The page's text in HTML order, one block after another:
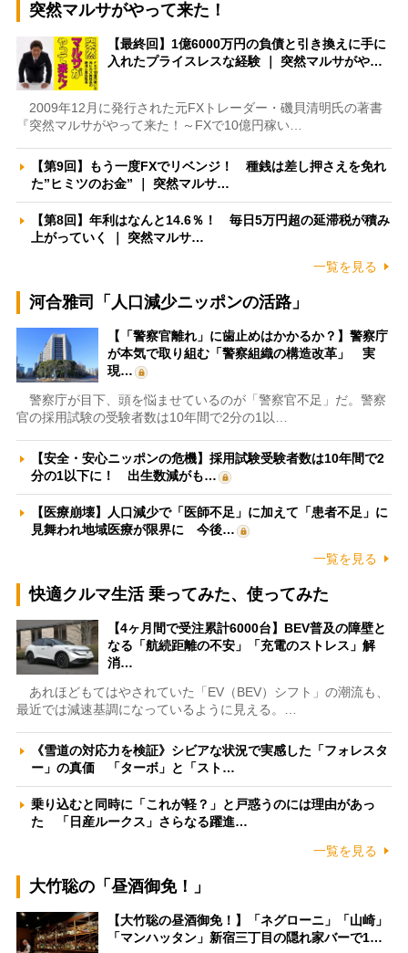
突然マルサがやって来た！
【最終回】1億6000万円の負債と引き換えに手に
入れたプライスレスな経験 ｜ 突然マルサがや…
2009年12月に発行された元FXトレーダー・磯貝清明氏の著書
『突然マルサがやって来た！～FXで10億円稼い…
【第9回】もう一度FXでリベンジ！ 種銭は差し押さえを免れ
た”ヒミツのお金” ｜ 突然マルサ…
【第8回】年利はなんと14.6％！ 毎日5万円超の延滞税が積み
上がっていく ｜ 突然マルサ…
一覧を見る
河合雅司「人口減少ニッポンの活路」
【「警察官離れ」に歯止めはかかるか？】警察庁
が本気で取り組む「警察組織の構造改革」 実
現…
警察庁が目下、頭を悩ませているのが「警察官不足」だ。警察
官の採用試験の受験者数は10年間で2分の1以…
【安全・安心ニッポンの危機】採用試験受験者数は10年間で2
分の1以下に！ 出生数減がも…
【医療崩壊】人口減少で「医師不足」に加えて「患者不足」に
見舞われ地域医療が限界に 今後…
一覧を見る
快適クルマ生活 乗ってみた、使ってみた
【4ヶ月間で受注累計6000台】BEV普及の障壁と
なる「航続距離の不安」「充電のストレス」解
消…
あれほどもてはやされていた「EV（BEV）シフト」の潮流も、
最近では減速基調になっているように見える。…
《雪道の対応力を検証》シビアな状況で実感した「フォレスタ
ー」の真価 「ターボ」と「スト…
乗り込むと同時に「これが軽？」と戸惑うのには理由があっ
た 「日産ルークス」さらなる躍進…
一覧を見る
大竹聡の「昼酒御免！」
【大竹聡の昼酒御免！】「ネグローニ」「山崎」
「マンハッタン」新宿三丁目の隠れ家バーで1…